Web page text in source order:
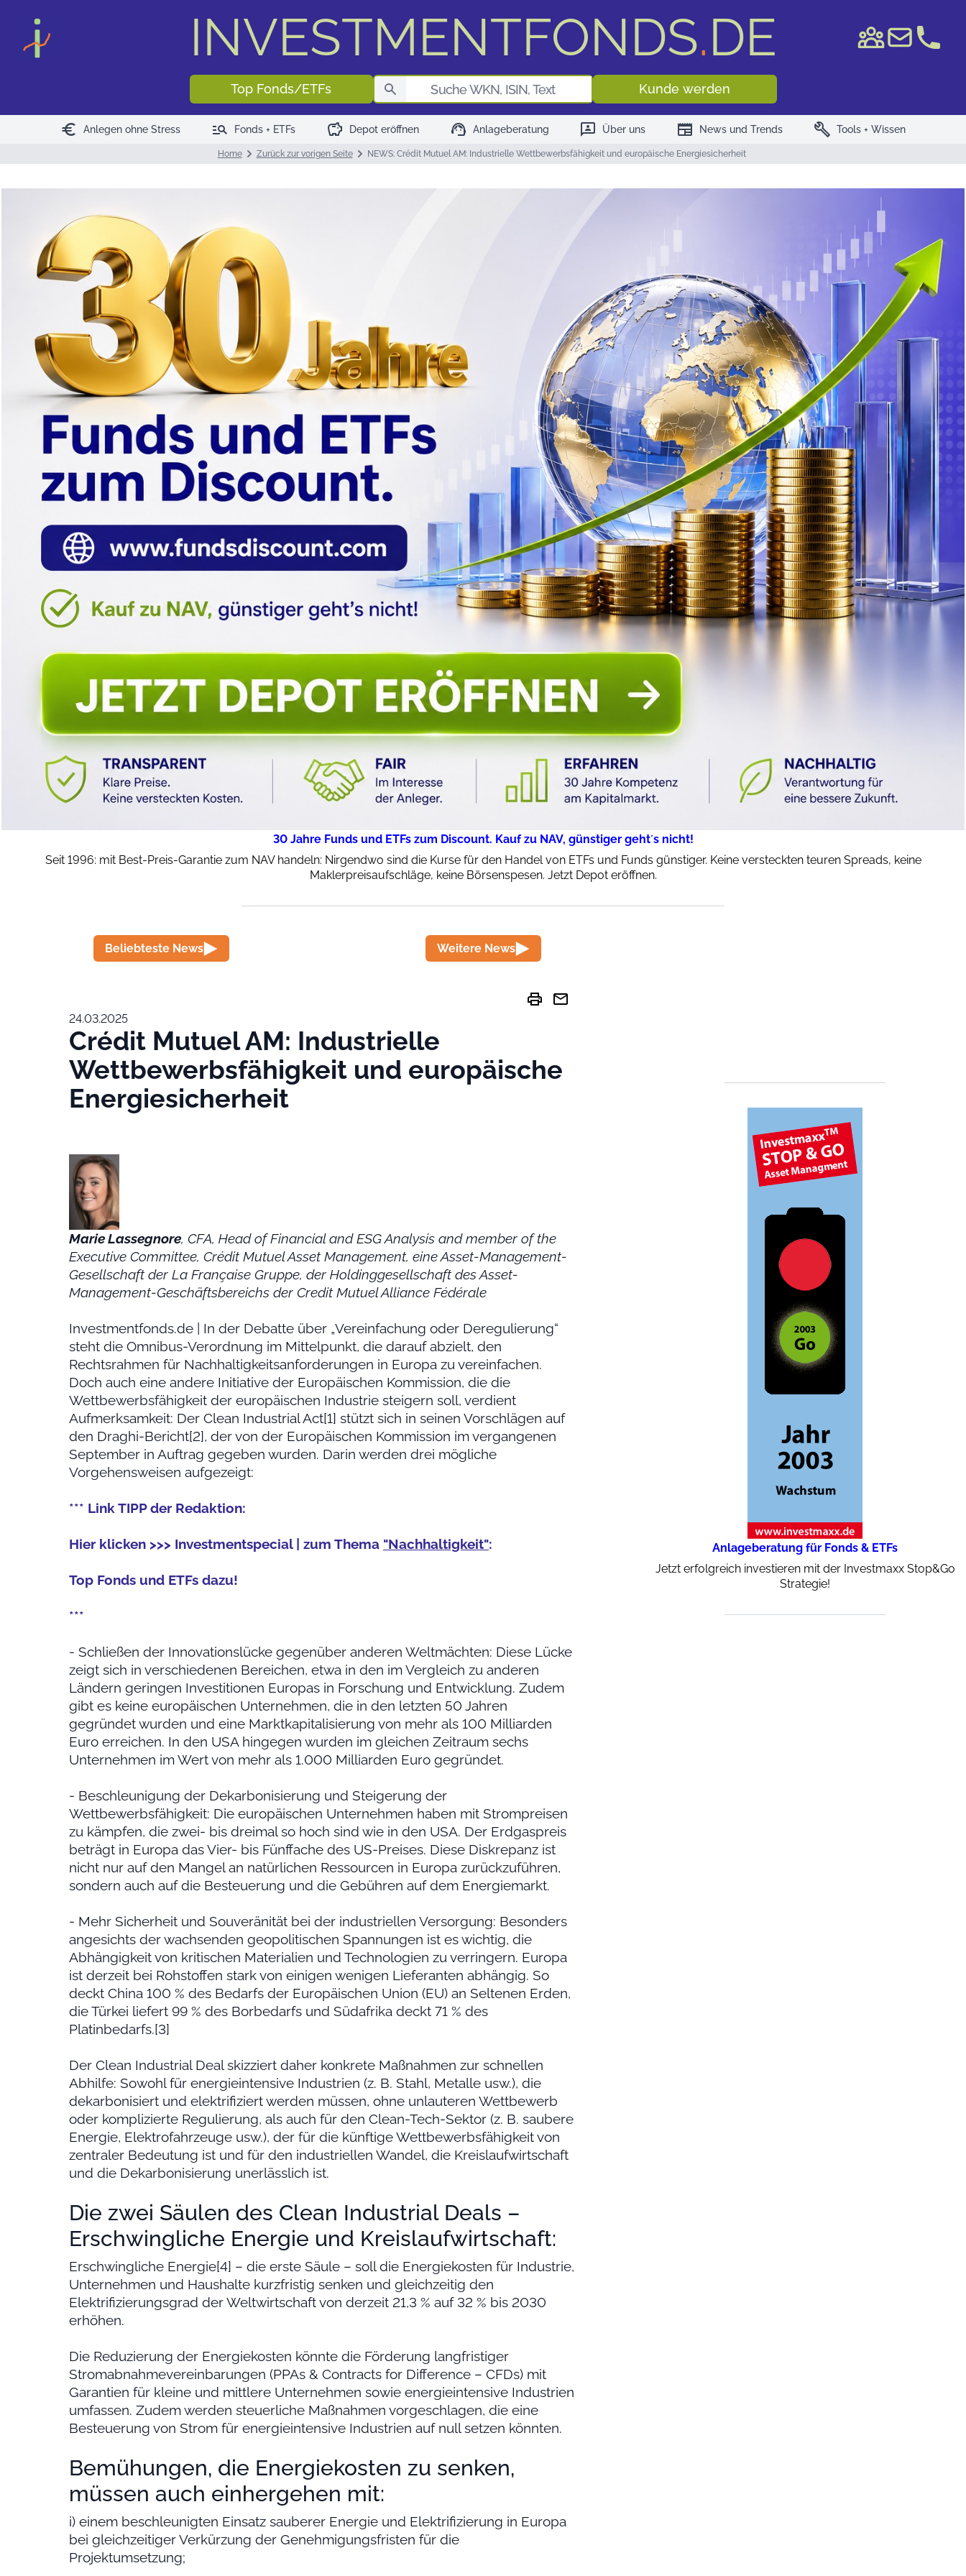
INVESTMENTFONDS.DE
Top Fonds/ETFs Fondssuche WKN/ISIN
Kunde werden
euro Anlegen ohne Stress manage_search Fonds + ETFs savings Depot eröffnen support_agent Anlageberatung 3p Über uns newspaper News und Trends build Tools + Wissen
Home Zurück zur vorigen Seite NEWS: Crédit Mutuel AM: Industrielle Wettbewerbsfähigkeit und europäische Energiesicherheit
30 Jahre Funds und ETFs zum Discount. Kauf zu NAV, günstiger geht´s nicht!
Seit 1996: mit Best-Preis-Garantie zum NAV handeln: Nirgendwo sind die Kurse für den Handel von ETFs und Funds günstiger. Keine versteckten teuren Spreads, keine
Maklerpreisaufschläge, keine Börsenspesen. Jetzt Depot eröffnen.
Beliebteste News Weitere News
print mail
24.03.2025
Crédit Mutuel AM: Industrielle
Wettbewerbsfähigkeit und europäische
Energiesicherheit
Marie Lassegnore, CFA, Head of Financial and ESG Analysis and member of the
Executive Committee, Crédit Mutuel Asset Management, eine Asset-Management-
Gesellschaft der La Française Gruppe, der Holdinggesellschaft des Asset-
Management-Geschäftsbereichs der Credit Mutuel Alliance Fédérale
Investmentfonds.de | In der Debatte über „Vereinfachung oder Deregulierung“
steht die Omnibus-Verordnung im Mittelpunkt, die darauf abzielt, den
Rechtsrahmen für Nachhaltigkeitsanforderungen in Europa zu vereinfachen.
Doch auch eine andere Initiative der Europäischen Kommission, die die
Wettbewerbsfähigkeit der europäischen Industrie steigern soll, verdient
Aufmerksamkeit: Der Clean Industrial Act[1] stützt sich in seinen Vorschlägen auf
den Draghi-Bericht[2], der von der Europäischen Kommission im vergangenen
September in Auftrag gegeben wurden. Darin werden drei mögliche
Vorgehensweisen aufgezeigt:
*** Link TIPP der Redaktion:
Hier klicken >>> Investmentspecial | zum Thema "Nachhaltigkeit":
Top Fonds und ETFs dazu!
***
- Schließen der Innovationslücke gegenüber anderen Weltmächten: Diese Lücke
zeigt sich in verschiedenen Bereichen, etwa in den im Vergleich zu anderen
Ländern geringen Investitionen Europas in Forschung und Entwicklung. Zudem
gibt es keine europäischen Unternehmen, die in den letzten 50 Jahren
gegründet wurden und eine Marktkapitalisierung von mehr als 100 Milliarden
Euro erreichen. In den USA hingegen wurden im gleichen Zeitraum sechs
Unternehmen im Wert von mehr als 1.000 Milliarden Euro gegründet.
- Beschleunigung der Dekarbonisierung und Steigerung der
Wettbewerbsfähigkeit: Die europäischen Unternehmen haben mit Strompreisen
zu kämpfen, die zwei- bis dreimal so hoch sind wie in den USA. Der Erdgaspreis
beträgt in Europa das Vier- bis Fünffache des US-Preises. Diese Diskrepanz ist
nicht nur auf den Mangel an natürlichen Ressourcen in Europa zurückzuführen,
sondern auch auf die Besteuerung und die Gebühren auf dem Energiemarkt.
- Mehr Sicherheit und Souveränität bei der industriellen Versorgung: Besonders
angesichts der wachsenden geopolitischen Spannungen ist es wichtig, die
Abhängigkeit von kritischen Materialien und Technologien zu verringern. Europa
ist derzeit bei Rohstoffen stark von einigen wenigen Lieferanten abhängig. So
deckt China 100 % des Bedarfs der Europäischen Union (EU) an Seltenen Erden,
die Türkei liefert 99 % des Borbedarfs und Südafrika deckt 71 % des
Platinbedarfs.[3]
Der Clean Industrial Deal skizziert daher konkrete Maßnahmen zur schnellen
Abhilfe: Sowohl für energieintensive Industrien (z. B. Stahl, Metalle usw.), die
dekarbonisiert und elektrifiziert werden müssen, ohne unlauteren Wettbewerb
oder komplizierte Regulierung, als auch für den Clean-Tech-Sektor (z. B. saubere
Energie, Elektrofahrzeuge usw.), der für die künftige Wettbewerbsfähigkeit von
zentraler Bedeutung ist und für den industriellen Wandel, die Kreislaufwirtschaft
und die Dekarbonisierung unerlässlich ist.
Die zwei Säulen des Clean Industrial Deals –
Erschwingliche Energie und Kreislaufwirtschaft:
Erschwingliche Energie[4] – die erste Säule – soll die Energiekosten für Industrie,
Unternehmen und Haushalte kurzfristig senken und gleichzeitig den
Elektrifizierungsgrad der Weltwirtschaft von derzeit 21,3 % auf 32 % bis 2030
erhöhen.
Die Reduzierung der Energiekosten könnte die Förderung langfristiger
Stromabnahmevereinbarungen (PPAs & Contracts for Difference – CFDs) mit
Garantien für kleine und mittlere Unternehmen sowie energieintensive Industrien
umfassen. Zudem werden steuerliche Maßnahmen vorgeschlagen, die eine
Besteuerung von Strom für energieintensive Industrien auf null setzen könnten.
Bemühungen, die Energiekosten zu senken,
müssen auch einhergehen mit:
i) einem beschleunigten Einsatz sauberer Energie und Elektrifizierung in Europa
bei gleichzeitiger Verkürzung der Genehmigungsfristen für die
Projektumsetzung;
Anlageberatung für Fonds & ETFs
Jetzt erfolgreich investieren mit der Investmaxx Stop&Go
Strategie!